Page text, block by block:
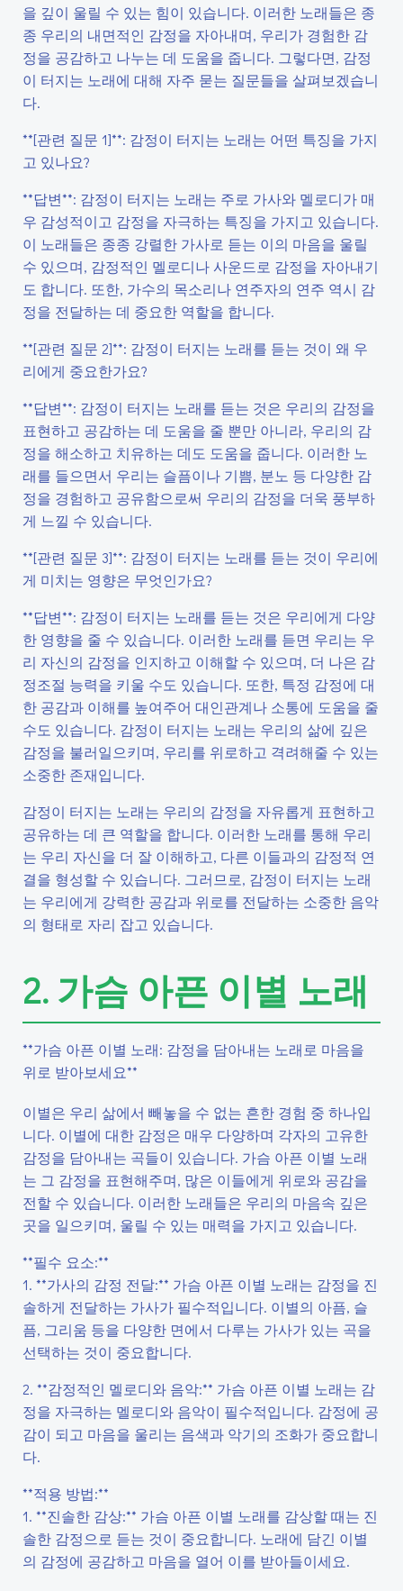
을 깊이 울릴 수 있는 힘이 있습니다. 이러한 노래들은 종
종 우리의 내면적인 감정을 자아내며, 우리가 경험한 감
정을 공감하고 나누는 데 도움을 줍니다. 그렇다면, 감정
이 터지는 노래에 대해 자주 묻는 질문들을 살펴보겠습니
다.
**[관련 질문 1]**: 감정이 터지는 노래는 어떤 특징을 가지
고 있나요?
**답변**: 감정이 터지는 노래는 주로 가사와 멜로디가 매
우 감성적이고 감정을 자극하는 특징을 가지고 있습니다.
이 노래들은 종종 강렬한 가사로 듣는 이의 마음을 울릴
수 있으며, 감정적인 멜로디나 사운드로 감정을 자아내기
도 합니다. 또한, 가수의 목소리나 연주자의 연주 역시 감
정을 전달하는 데 중요한 역할을 합니다.
**[관련 질문 2]**: 감정이 터지는 노래를 듣는 것이 왜 우
리에게 중요한가요?
**답변**: 감정이 터지는 노래를 듣는 것은 우리의 감정을
표현하고 공감하는 데 도움을 줄 뿐만 아니라, 우리의 감
정을 해소하고 치유하는 데도 도움을 줍니다. 이러한 노
래를 들으면서 우리는 슬픔이나 기쁨, 분노 등 다양한 감
정을 경험하고 공유함으로써 우리의 감정을 더욱 풍부하
게 느낄 수 있습니다.
**[관련 질문 3]**: 감정이 터지는 노래를 듣는 것이 우리에
게 미치는 영향은 무엇인가요?
**답변**: 감정이 터지는 노래를 듣는 것은 우리에게 다양
한 영향을 줄 수 있습니다. 이러한 노래를 듣면 우리는 우
리 자신의 감정을 인지하고 이해할 수 있으며, 더 나은 감
정조절 능력을 키울 수도 있습니다. 또한, 특정 감정에 대
한 공감과 이해를 높여주어 대인관계나 소통에 도움을 줄
수도 있습니다. 감정이 터지는 노래는 우리의 삶에 깊은
감정을 불러일으키며, 우리를 위로하고 격려해줄 수 있는
소중한 존재입니다.
감정이 터지는 노래는 우리의 감정을 자유롭게 표현하고
공유하는 데 큰 역할을 합니다. 이러한 노래를 통해 우리
는 우리 자신을 더 잘 이해하고, 다른 이들과의 감정적 연
결을 형성할 수 있습니다. 그러므로, 감정이 터지는 노래
는 우리에게 강력한 공감과 위로를 전달하는 소중한 음악
의 형태로 자리 잡고 있습니다.
2. 가슴 아픈 이별 노래
**가슴 아픈 이별 노래: 감정을 담아내는 노래로 마음을
위로 받아보세요**
이별은 우리 삶에서 빼놓을 수 없는 흔한 경험 중 하나입
니다. 이별에 대한 감정은 매우 다양하며 각자의 고유한
감정을 담아내는 곡들이 있습니다. 가슴 아픈 이별 노래
는 그 감정을 표현해주며, 많은 이들에게 위로와 공감을
전할 수 있습니다. 이러한 노래들은 우리의 마음속 깊은
곳을 일으키며, 울릴 수 있는 매력을 가지고 있습니다.
**필수 요소:**
1. **가사의 감정 전달:** 가슴 아픈 이별 노래는 감정을 진
솔하게 전달하는 가사가 필수적입니다. 이별의 아픔, 슬
픔, 그리움 등을 다양한 면에서 다루는 가사가 있는 곡을
선택하는 것이 중요합니다.
2. **감정적인 멜로디와 음악:** 가슴 아픈 이별 노래는 감
정을 자극하는 멜로디와 음악이 필수적입니다. 감정에 공
감이 되고 마음을 울리는 음색과 악기의 조화가 중요합니
다.
**적용 방법:**
1. **진솔한 감상:** 가슴 아픈 이별 노래를 감상할 때는 진
솔한 감정으로 듣는 것이 중요합니다. 노래에 담긴 이별
의 감정에 공감하고 마음을 열어 이를 받아들이세요.